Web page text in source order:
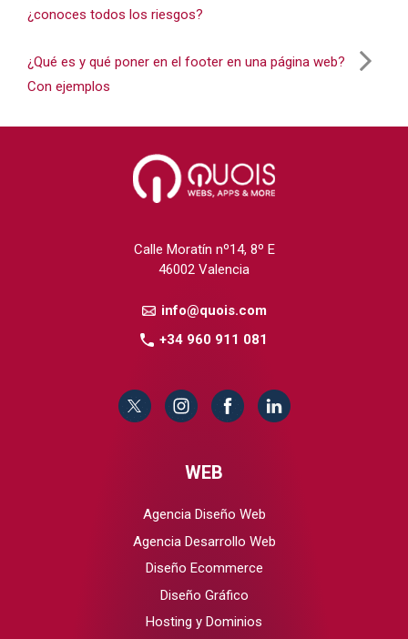
¿conoces todos los riesgos?
¿Qué es y qué poner en el footer en una página web?
Con ejemplos
Calle Moratín nº14, 8º E
46002 Valencia
info@quois.com
+34 960 911 081
WEB
Agencia Diseño Web
Agencia Desarrollo Web
Diseño Ecommerce
Diseño Gráfico
Hosting y Dominios